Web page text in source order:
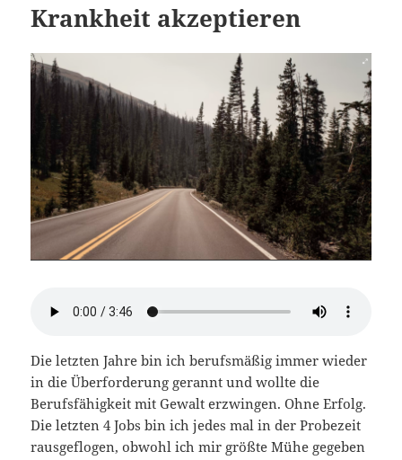
o
o
k
Krankheit akzeptieren
Die letzten Jahre bin ich berufsmäßig immer wieder
in die Überforderung gerannt und wollte die
Berufsfähigkeit mit Gewalt erzwingen. Ohne Erfolg.
Die letzten 4 Jobs bin ich jedes mal in der Probezeit
rausgeflogen, obwohl ich mir größte Mühe gegeben